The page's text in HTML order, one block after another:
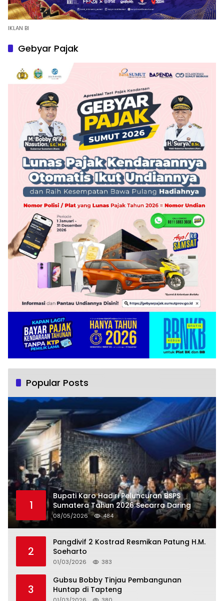
IKLAN BI
Gebyar Pajak
Popular Posts
1
Bupati Karo Hadiri Peluncuran BSPS
Sumatera Tahun 2026 Secarra Daring
08/05/2026 484
2
Pangdivif 2 Kostrad Resmikan Patung H.M.
Soeharto
01/03/2026 383
3
Gubsu Bobby Tinjau Pembangunan
Huntap di Tapteng